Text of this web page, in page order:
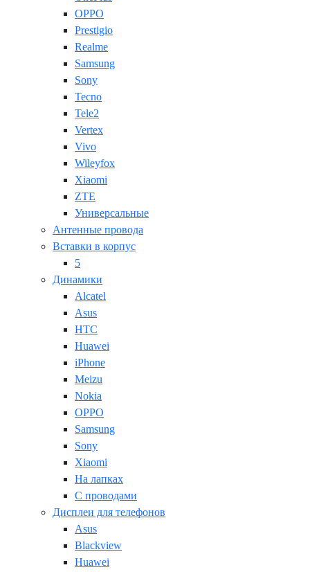
OPPO
Prestigio
Realme
Samsung
Sony
Tecno
Tele2
Vertex
Vivo
Wileyfox
Xiaomi
ZTE
Универсальные
Антенные провода
Вставки в корпус
5
Динамики
Alcatel
Asus
HTC
Huawei
iPhone
Meizu
Nokia
OPPO
Samsung
Sony
Xiaomi
На лапках
С проводами
Дисплеи для телефонов
Asus
Blackview
Huawei